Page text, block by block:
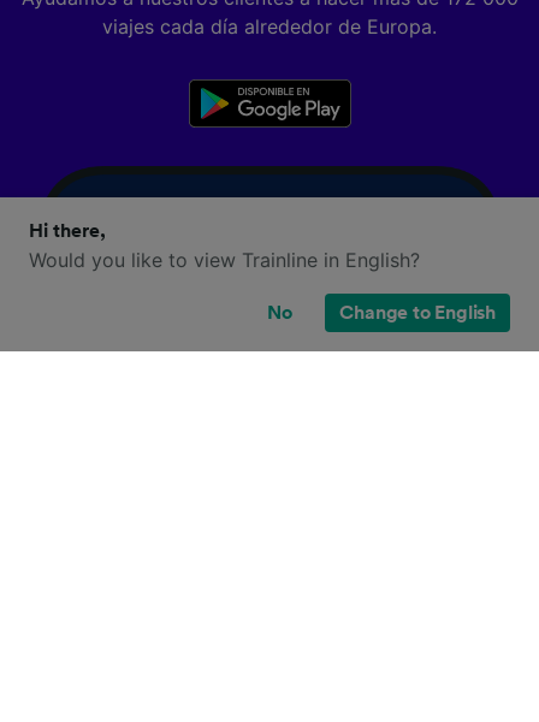
viajes cada día alrededor de Europa.
Hi there,
Would you like to view Trainline in English?
No Change to English